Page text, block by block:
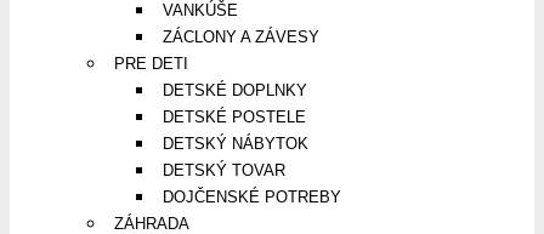
VANKÚŠE
ZÁCLONY A ZÁVESY
PRE DETI
DETSKÉ DOPLNKY
DETSKÉ POSTELE
DETSKÝ NÁBYTOK
DETSKÝ TOVAR
DOJČENSKÉ POTREBY
ZÁHRADA